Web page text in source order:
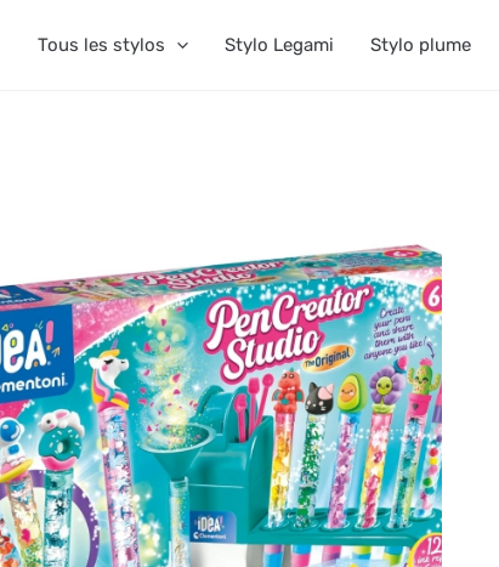
Tous les stylos Stylo Legami Stylo plume